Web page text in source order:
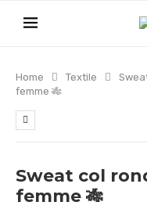
Home Textile
femme 🎋
Sweat col
femme 🎋